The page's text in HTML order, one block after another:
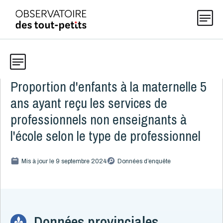
Thématiques
Explorer les données 0-5
À propos
Données
Développement
Proportion d'enfants à la maternelle 5
ans ayant reçu les services de
professionnels non enseignants à
l'école selon le type de professionnel
Mis à jour le 9 septembre 2024 Données d’enquête